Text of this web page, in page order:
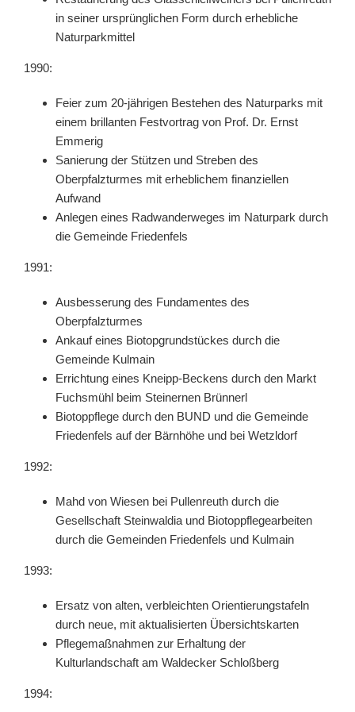
in seiner ursprünglichen Form durch erhebliche
Naturparkmittel
1990:
Feier zum 20-jährigen Bestehen des Naturparks mit
einem brillanten Festvortrag von Prof. Dr. Ernst
Emmerig
Sanierung der Stützen und Streben des
Oberpfalzturmes mit erheblichem finanziellen
Aufwand
Anlegen eines Radwanderweges im Naturpark durch
die Gemeinde Friedenfels
1991:
Ausbesserung des Fundamentes des
Oberpfalzturmes
Ankauf eines Biotopgrundstückes durch die
Gemeinde Kulmain
Errichtung eines Kneipp-Beckens durch den Markt
Fuchsmühl beim Steinernen Brünnerl
Biotoppflege durch den BUND und die Gemeinde
Friedenfels auf der Bärnhöhe und bei Wetzldorf
1992:
Mahd von Wiesen bei Pullenreuth durch die
Gesellschaft Steinwaldia und Biotoppflegearbeiten
durch die Gemeinden Friedenfels und Kulmain
1993:
Ersatz von alten, verbleichten Orientierungstafeln
durch neue, mit aktualisierten Übersichtskarten
Pflegemaßnahmen zur Erhaltung der
Kulturlandschaft am Waldecker Schloßberg
1994: